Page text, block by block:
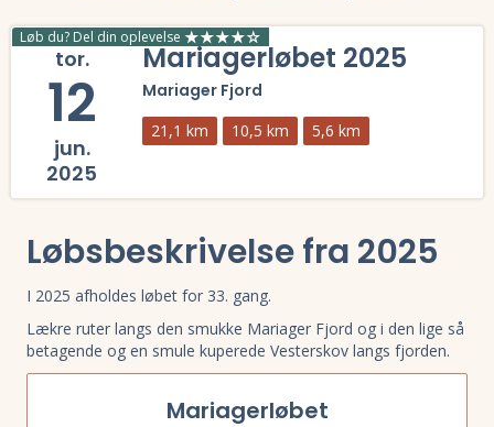
Løb du? Del din oplevelse
tor.
12
jun.
2025
Mariagerløbet 2025
Mariager Fjord
21,1 km 10,5 km 5,6 km
Løbsbeskrivelse fra 2025
I 2025 afholdes løbet for 33. gang.
Lækre ruter langs den smukke Mariager Fjord og i den lige så
betagende og en smule kuperede Vesterskov langs fjorden.
Mariagerløbet